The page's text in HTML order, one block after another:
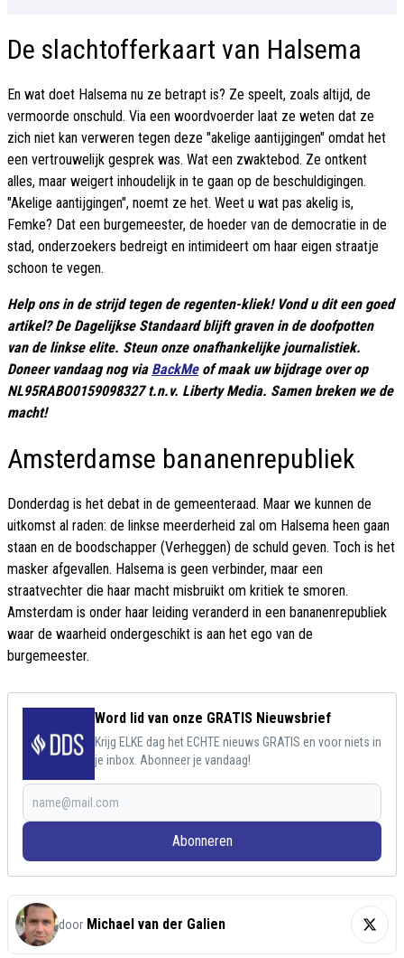
De slachtofferkaart van Halsema
En wat doet Halsema nu ze betrapt is? Ze speelt, zoals altijd, de
vermoorde onschuld. Via een woordvoerder laat ze weten dat ze
zich niet kan verweren tegen deze "akelige aantijgingen" omdat het
een vertrouwelijk gesprek was. Wat een zwaktebod. Ze ontkent
alles, maar weigert inhoudelijk in te gaan op de beschuldigingen.
"Akelige aantijgingen", noemt ze het. Weet u wat pas akelig is,
Femke? Dat een burgemeester, de hoeder van de democratie in de
stad, onderzoekers bedreigt en intimideert om haar eigen straatje
schoon te vegen.
Help ons in de strijd tegen de regenten-kliek! Vond u dit een goed
artikel? De Dagelijkse Standaard blijft graven in de doofpotten
van de linkse elite. Steun onze onafhankelijke journalistiek.
Doneer vandaag nog via BackMeof maak uw bijdrage over op
NL95RABO0159098327 t.n.v. Liberty Media. Samen breken we de
macht!
Amsterdamse bananenrepubliek
Donderdag is het debat in de gemeenteraad. Maar we kunnen de
uitkomst al raden: de linkse meerderheid zal om Halsema heen gaan
staan en de boodschapper (Verheggen) de schuld geven. Toch is het
masker afgevallen. Halsema is geen verbinder, maar een
straatvechter die haar macht misbruikt om kritiek te smoren.
Amsterdam is onder haar leiding veranderd in een bananenrepubliek
waar de waarheid ondergeschikt is aan het ego van de
burgemeester.
Word lid van onze GRATIS Nieuwsbrief
Krijg ELKE dag het ECHTE nieuws GRATIS en voor niets in
je inbox. Abonneer je vandaag!
Abonneren
door Michael van der Galien